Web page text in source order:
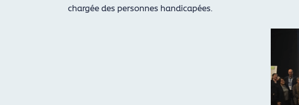
chargée des personnes handicapées.